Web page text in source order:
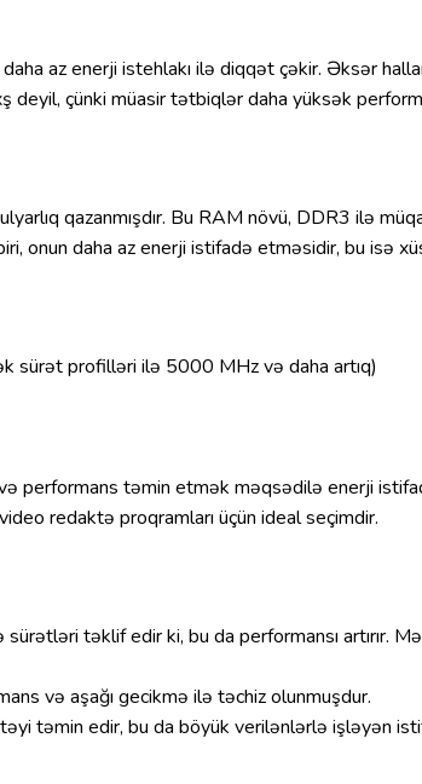
az enerji istehlakı ilə diqqət çəkir. Əksər
deyil, çünki müasir tətbiqlər daha yüksək
qazanmışdır. Bu RAM növü, DDR3 ilə
onun daha az enerji istifadə etməsidir, bu isə
profilləri ilə 5000 MHz və daha artıq)
performans təmin etmək məqsədilə enerji
redaktə proqramları üçün ideal seçimdir.
təklif edir ki, bu da performansı artırır.
və aşağı gecikmə ilə təchiz olunmuşdur.
təmin edir, bu da böyük verilənlərlə işləyən